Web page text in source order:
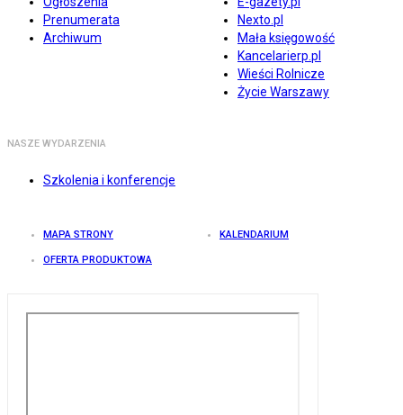
Prenumerata
Archiwum
Nexto.pl
Mała księgowość
Kancelarierp.pl
Wieści Rolnicze
Życie Warszawy
NASZE WYDARZENIA
Szkolenia i konferencje
MAPA STRONY KALENDARIUM
OFERTA PRODUKTOWA